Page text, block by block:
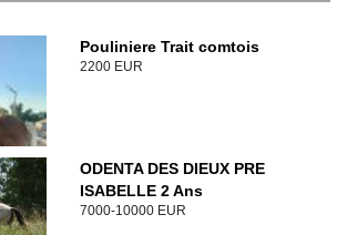
Pouliniere Trait comtois
2200 EUR
ODENTA DES DIEUX PRE
ISABELLE 2 Ans
7000-10000 EUR